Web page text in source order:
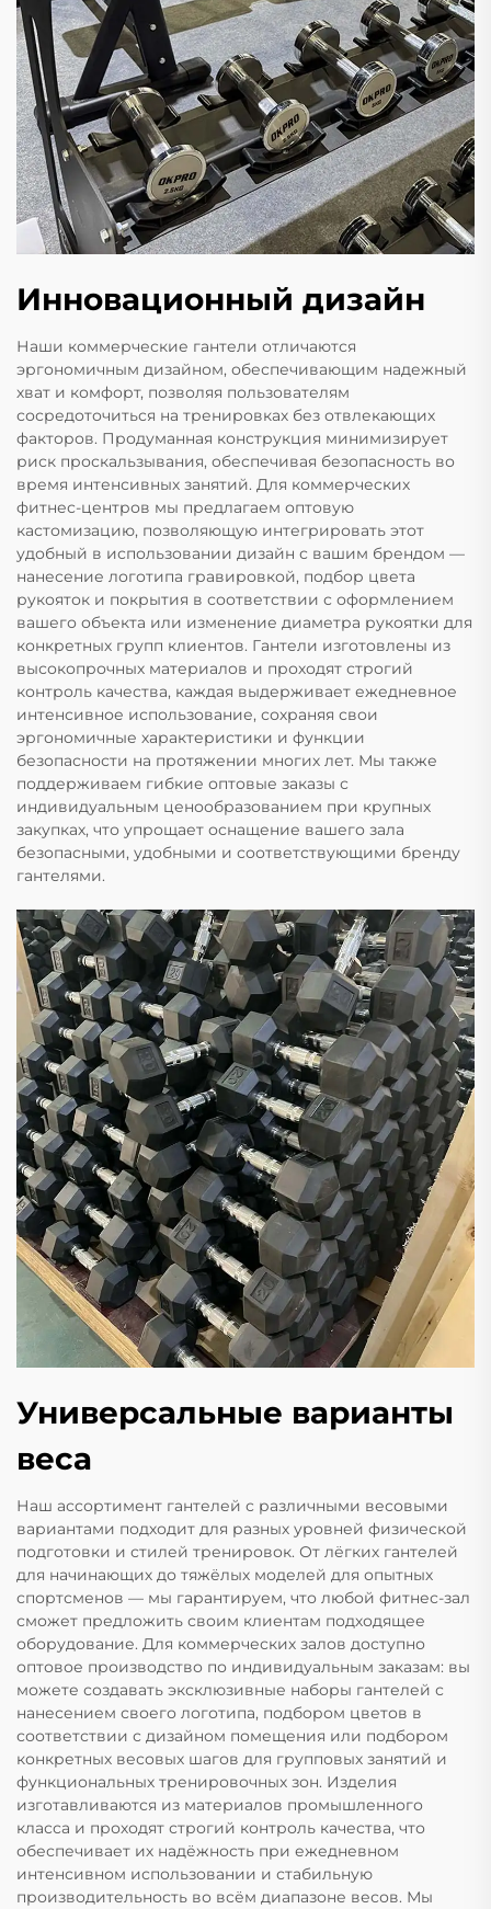
Инновационный дизайн
Наши коммерческие гантели отличаются
эргономичным дизайном, обеспечивающим надежный
хват и комфорт, позволяя пользователям
сосредоточиться на тренировках без отвлекающих
факторов. Продуманная конструкция минимизирует
риск проскальзывания, обеспечивая безопасность во
время интенсивных занятий. Для коммерческих
фитнес-центров мы предлагаем оптовую
кастомизацию, позволяющую интегрировать этот
удобный в использовании дизайн с вашим брендом —
нанесение логотипа гравировкой, подбор цвета
рукояток и покрытия в соответствии с оформлением
вашего объекта или изменение диаметра рукоятки для
конкретных групп клиентов. Гантели изготовлены из
высокопрочных материалов и проходят строгий
контроль качества, каждая выдерживает ежедневное
интенсивное использование, сохраняя свои
эргономичные характеристики и функции
безопасности на протяжении многих лет. Мы также
поддерживаем гибкие оптовые заказы с
индивидуальным ценообразованием при крупных
закупках, что упрощает оснащение вашего зала
безопасными, удобными и соответствующими бренду
гантелями.
Универсальные варианты
веса
Наш ассортимент гантелей с различными весовыми
вариантами подходит для разных уровней физической
подготовки и стилей тренировок. От лёгких гантелей
для начинающих до тяжёлых моделей для опытных
спортсменов — мы гарантируем, что любой фитнес-зал
сможет предложить своим клиентам подходящее
оборудование. Для коммерческих залов доступно
оптовое производство по индивидуальным заказам: вы
можете создавать эксклюзивные наборы гантелей с
нанесением своего логотипа, подбором цветов в
соответствии с дизайном помещения или подбором
конкретных весовых шагов для групповых занятий и
функциональных тренировочных зон. Изделия
изготавливаются из материалов промышленного
класса и проходят строгий контроль качества, что
обеспечивает их надёжность при ежедневном
интенсивном использовании и стабильную
производительность во всём диапазоне весов. Мы